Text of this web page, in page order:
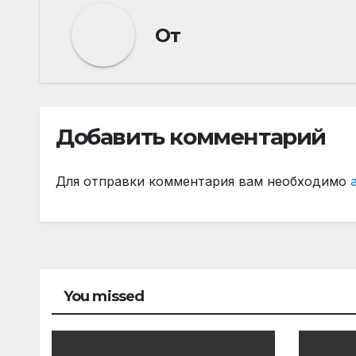
От
Добавить комментарий
Для отправки комментария вам необходимо
You missed